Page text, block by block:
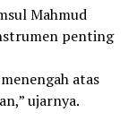
Mahmud
penting
atas
ujarnya.